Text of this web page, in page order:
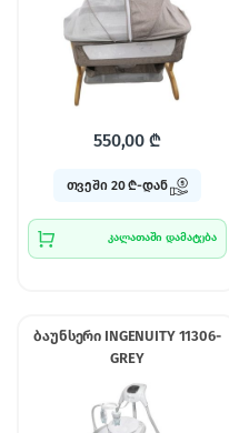
550,00₾
თვეში 20 ₾-დან
კალათაში დამატება
ბაუნსერი INGENUITY 11306-
GREY